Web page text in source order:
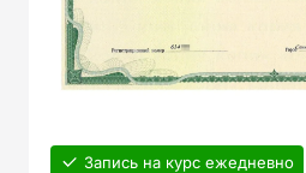
Запись на курс ежедневно